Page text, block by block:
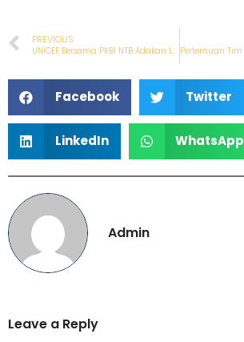
PREVIOUS
UNICEF Bersama PKBI NTB Adakan Lokakarya Peningkatan Layanan WASH yang Responsif GEDSI dan Berketahanan Iklim Pada Puskesmas di Provinsi NTB
Facebook Twitter
LinkedIn WhatsApp
Admin
Leave a Reply